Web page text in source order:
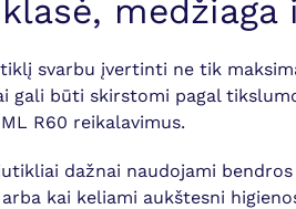
medžiaga
svarbu įvertinti ne tik
gali būti skirstomi pagal
R60 reikalavimus.
dažnai naudojami
kai keliami aukštesni